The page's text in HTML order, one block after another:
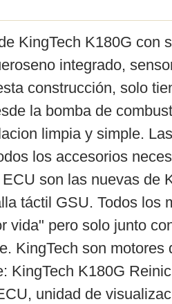
KingTech K180G con
integrado,
construcción, solo
la bomba de
limpia y simple.
los accesorios
son las nuevas de
táctil GSU. Todos los
vida" pero solo junto
KingTech son motores
KingTech K180G
unidad de